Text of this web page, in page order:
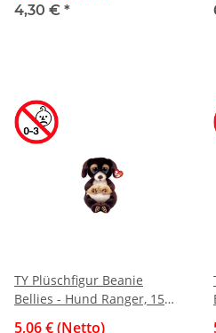
4,30 € *
TY Plüschfigur Beanie
Bellies - Hund Ranger, 15
5,06 € (Netto)